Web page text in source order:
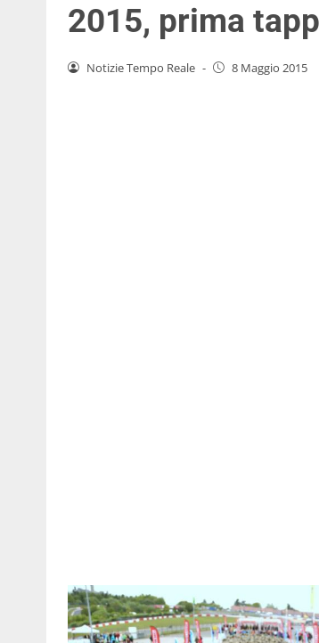
2015, prima
Notizie Tempo Reale - 8 Maggio 2015